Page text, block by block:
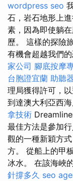
wordpress seo
石，岩石地形上進
素，因為即使躺
歷。 這樣的探險
有機會超越我們
家公司 腳底按摩
台胞證宜蘭 助聽
理局獲得許可，
到達澳大利亞西
拿技術
最佳方法是參加
觀的一種新穎方
方。 從船上的甲
冰水。 在該海峽
針撐多久 seo